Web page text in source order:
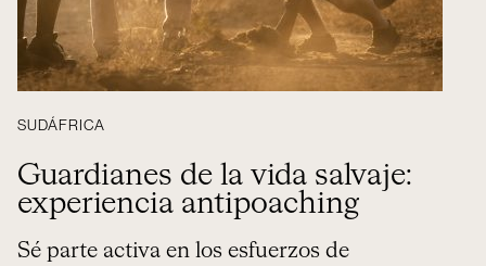
SUDÁFRICA
Guardianes de la vida salvaje:
experiencia antipoaching
Sé parte activa en los esfuerzos de